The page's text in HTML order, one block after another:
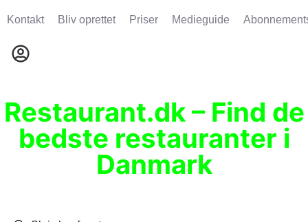
Kontakt Bliv oprettet Priser Medieguide
Restaurant.dk – Find de
bedste restauranter i
Danmark